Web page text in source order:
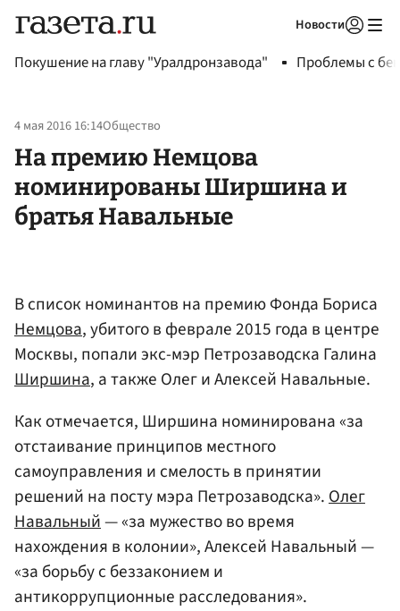
Новости
Покушение на главу "Уралдронзавода" Проблемы с
4 мая 2016 16:14Общество
На премию Немцова
номинированы Ширшина и
братья Навальные
В список номинантов на премию Фонда Бориса
Немцова, убитого в феврале 2015 года в центре
Москвы, попали экс-мэр Петрозаводска Галина
Ширшина, а также Олег и Алексей Навальные.
Как отмечается, Ширшина номинирована «за
отстаивание принципов местного
самоуправления и смелость в принятии
решений на посту мэра Петрозаводска».Олег
Навальный— «за мужество во время
нахождения в колонии», Алексей Навальный —
«за борьбу с беззаконием и
антикоррупционные расследования».